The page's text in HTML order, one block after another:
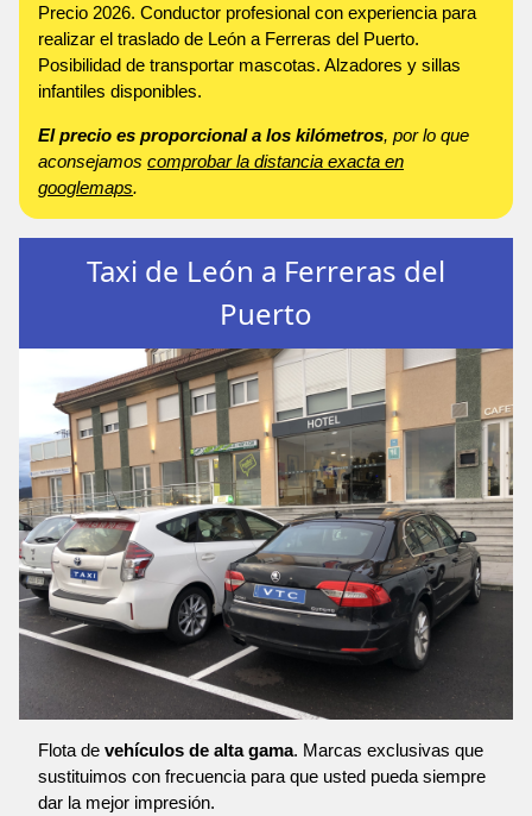
Precio 2026. Conductor profesional con experiencia para
realizar el traslado de León a Ferreras del Puerto.
Posibilidad de transportar mascotas. Alzadores y sillas
infantiles disponibles.
El precio es proporcional a los kilómetros, por lo que
aconsejamos comprobar la distancia exacta en
googlemaps.
Taxi de León a Ferreras del
Puerto
Flota de vehículos de alta gama. Marcas exclusivas que
sustituimos con frecuencia para que usted pueda siempre
dar la mejor impresión.